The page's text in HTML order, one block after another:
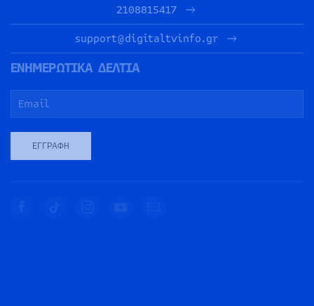
2108815417
support@digitaltvinfo.gr
ΕΝΗΜΕΡΩΤΙΚΑ ΔΕΛΤΙΑ
ΕΓΓΡΑΦΉ